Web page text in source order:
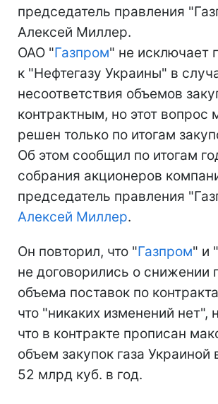
председатель правления
Алексей Миллер.
ОАО "Газпром" не исключает
к "Нефтегазу Украины" в
несоответствия объемов
контрактным, но этот вопрос
решен только по итогам
Об этом сообщил по итогам
собрания акционеров
председатель правления
Алексей Миллер.
Он повторил, что "Газпром" и "
не договорились о снижении
объема поставок по
что "никаких изменений нет",
что в контракте прописан
объем закупок газа Украиной
52 млрд куб. в год.